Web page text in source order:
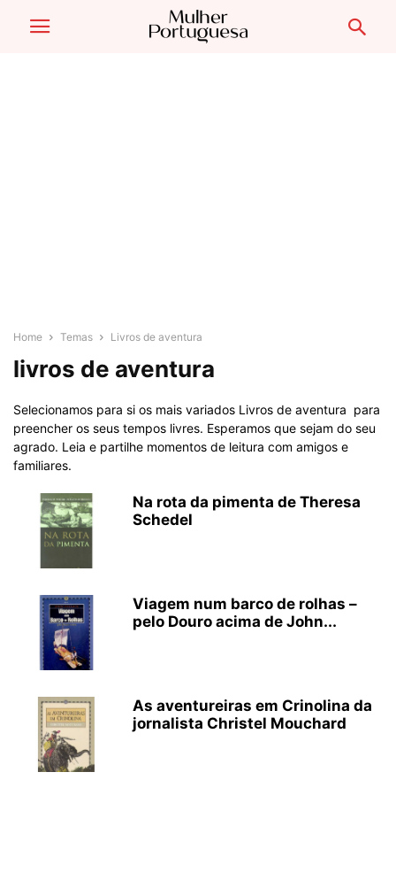
Home Temas Livros de aventura
livros de aventura
Selecionamos para si os mais variados Livros de aventura para
preencher os seus tempos livres. Esperamos que sejam do seu
agrado. Leia e partilhe momentos de leitura com amigos e
familiares.
Na rota da pimenta de Theresa
Schedel
Viagem num barco de rolhas –
pelo Douro acima de John...
As aventureiras em Crinolina da
jornalista Christel Mouchard